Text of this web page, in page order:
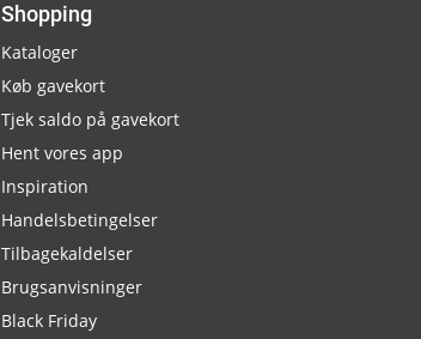
Shopping
Kataloger
Køb gavekort
Tjek saldo på gavekort
Hent vores app
Inspiration
Handelsbetingelser
Tilbagekaldelser
Brugsanvisninger
Black Friday